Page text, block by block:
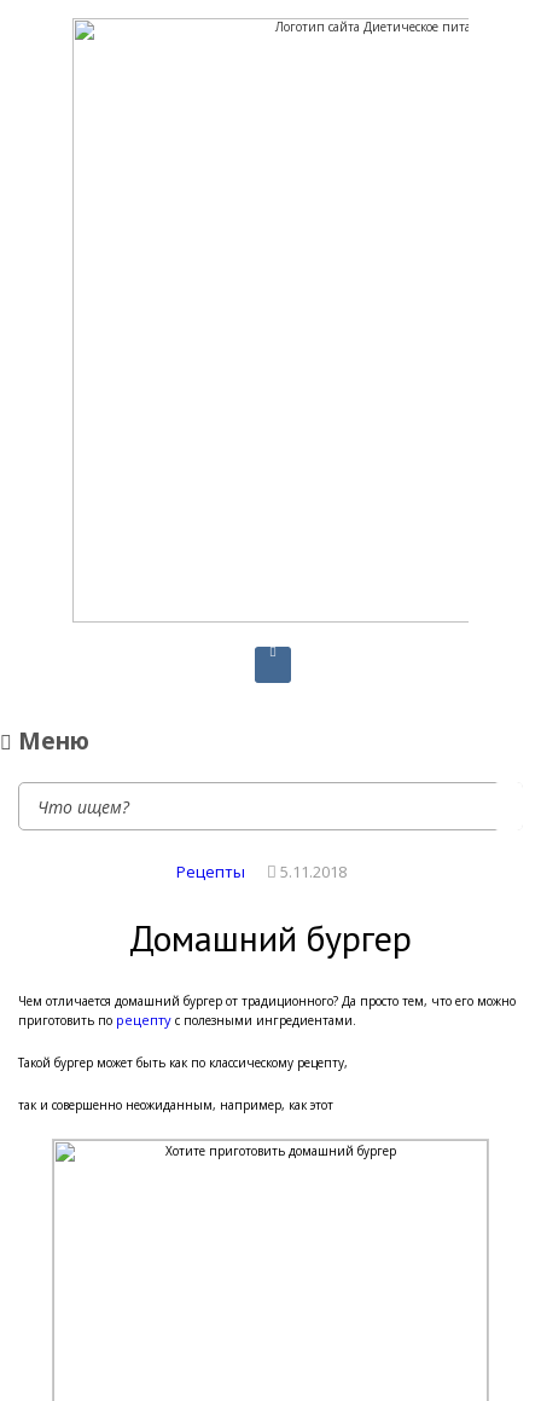
Диетическое питание
Диетическое питание — рецепты на каждый день
Меню
Рецепты 5.11.2018
Домашний бургер
Чем отличается домашний бургер от традиционного? Да просто тем, что его можно
приготовить по рецепту с полезными ингредиентами.
Такой бургер может быть как по классическому рецепту,
так и совершенно неожиданным, например, как этот